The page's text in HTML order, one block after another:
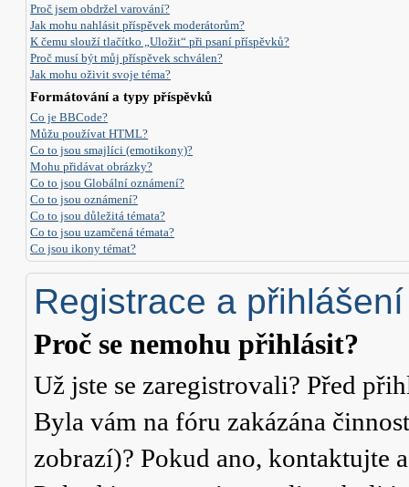
Proč jsem obdržel varování?
Jak mohu nahlásit příspěvek moderátorům?
K čemu slouží tlačítko „Uložit“ při psaní příspěvků?
Proč musí být můj příspěvek schválen?
Jak mohu oživit svoje téma?
Formátování a typy příspěvků
Co je BBCode?
Můžu používat HTML?
Co to jsou smajlíci (emotikony)?
Mohu přidávat obrázky?
Co to jsou Globální oznámení?
Co to jsou oznámení?
Co to jsou důležitá témata?
Co to jsou uzamčená témata?
Co jsou ikony témat?
Registrace a přihlášení
Proč se nemohu přihlásit?
Už jste se zaregistrovali? Před
Byla vám na fóru zakázána
zobrazí)? Pokud ano, kontaktujte